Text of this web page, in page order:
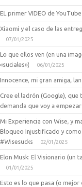
EL primer VIDEO de
Xiaomi y el caso de las
07/01/2025
Lo que ellos ven (en una
«suciales»)
06/01/2025
Innocence, mi gran amiga,
Cree el ladrón (Google),
demanda que voy a
Mi Experiencia con Wise, y
Bloqueo Injustificado y
#Wisesucks
02/01/2025
Elon Musk: El Visionario (un
01/01/2025
Esto es lo que pasa (o